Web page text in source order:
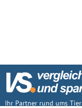
Ihr Partner rund ums Tier